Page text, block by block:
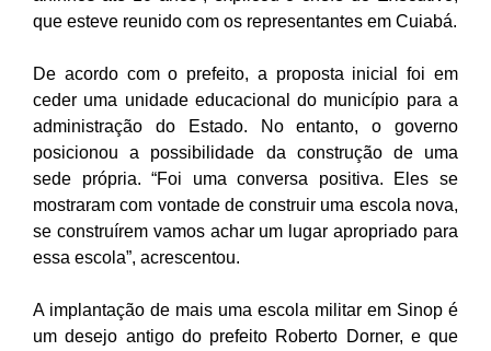
que esteve reunido com os representantes em Cuiabá.
De acordo com o prefeito, a proposta inicial foi em
ceder uma unidade educacional do município para a
administração do Estado. No entanto, o governo
posicionou a possibilidade da construção de uma
sede própria. “Foi uma conversa positiva. Eles se
mostraram com vontade de construir uma escola nova,
se construírem vamos achar um lugar apropriado para
essa escola”, acrescentou.
A implantação de mais uma escola militar em Sinop é
um desejo antigo do prefeito Roberto Dorner, e que